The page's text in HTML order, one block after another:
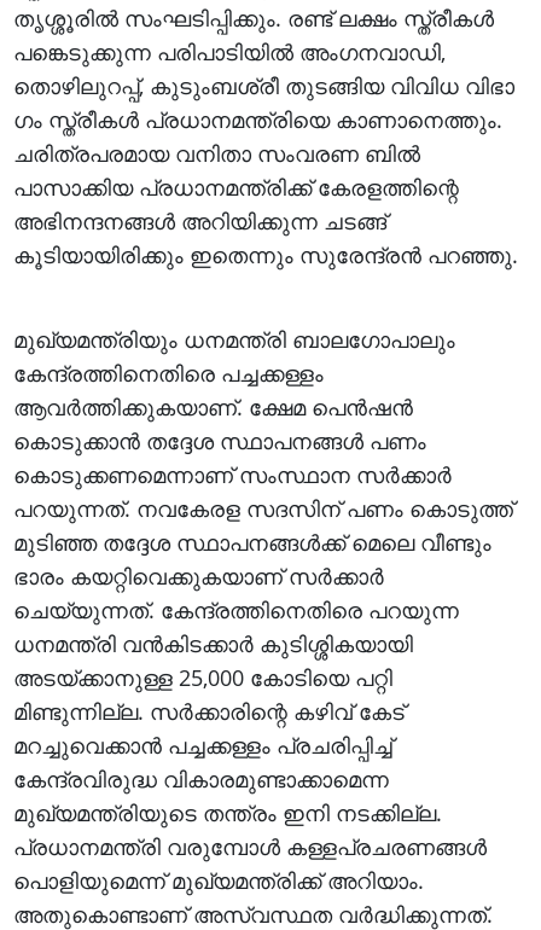
തൃശ്ശൂരിൽ സംഘടിപ്പിക്കും. രണ്ട് ലക്ഷം സ്ത്രീകൾ
പങ്കെടുക്കുന്ന പരിപാടിയിൽ അം​ഗനവാഡി,
തൊഴിലുറപ്പ്, കുടുംബശ്രീ തുടങ്ങിയ വിവിധ വിഭാ​
ഗം സ്ത്രീകൾ പ്രധാനമന്ത്രിയെ കാണാനെത്തും.
ചരിത്രപരമായ വനിതാ സംവരണ ബിൽ
പാസാക്കിയ പ്രധാനമന്ത്രിക്ക് കേരളത്തിന്റെ
അഭിനന്ദനങ്ങൾ അറിയിക്കുന്ന ചടങ്ങ്
കൂടിയായിരിക്കും ഇതെന്നും സുരേന്ദ്രൻ പറഞ്ഞു.
മുഖ്യമന്ത്രിയും ധനമന്ത്രി ബാല​ഗോപാലും
കേന്ദ്രത്തിനെതിരെ പച്ചക്കള്ളം
ആവർത്തിക്കുകയാണ്. ക്ഷേമ പെൻഷൻ
കൊടുക്കാൻ തദ്ദേശ സ്ഥാപനങ്ങൾ പണം
കൊടുക്കണമെന്നാണ് സംസ്ഥാന സർക്കാർ
പറയുന്നത്. നവകേരള സദസിന് പണം കൊടുത്ത്
മുടിഞ്ഞ തദ്ദേശ സ്ഥാപനങ്ങൾക്ക് മെലെ വീണ്ടും
ഭാരം കയറ്റിവെക്കുകയാണ് സർക്കാർ
ചെയ്യുന്നത്. കേന്ദ്രത്തിനെതിരെ പറയുന്ന
ധനമന്ത്രി വൻകിടക്കാർ കുടിശ്ശികയായി
അടയ്ക്കാനുള്ള 25,000 കോടിയെ പറ്റി
മിണ്ടുന്നില്ല. സർക്കാരിന്റെ കഴിവ് കേട്
മറച്ചുവെക്കാൻ പച്ചക്കള്ളം പ്രചരിപ്പിച്ച്
കേന്ദ്രവിരുദ്ധ വികാരമുണ്ടാക്കാമെന്ന
മുഖ്യമന്ത്രിയുടെ തന്ത്രം ഇനി നടക്കില്ല.
പ്രധാനമന്ത്രി വരുമ്പോൾ കള്ളപ്രചരണങ്ങൾ
പൊളിയുമെന്ന് മുഖ്യമന്ത്രിക്ക് അറിയാം.
അതുകൊണ്ടാണ് അസ്വസ്ഥത വർദ്ധിക്കുന്നത്.